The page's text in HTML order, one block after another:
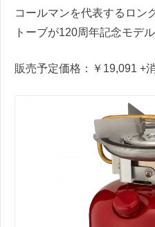
コールマンを代表するロン
トーブが120周年記念モデ
販売予定価格：￥19,091 +